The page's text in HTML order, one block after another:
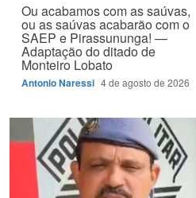
Ou acabamos com as saúvas,
ou as saúvas acabarão com o
SAEP e Pirassununga! —
Adaptação do ditado de
Monteiro Lobato
Antonio Naressi 4 de agosto de 2026